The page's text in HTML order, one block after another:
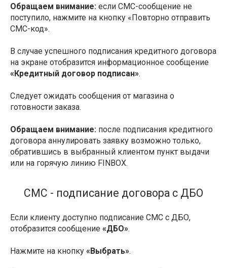
Обращаем внимание: если СМС-сообщение не
поступило, нажмите на кнопку «Повторно отправить
СМС-код».
В случае успешного подписания кредитного договора
на экране отобразится информационное сообщение
«Кредитный договор подписан».
Следует ожидать сообщения от магазина о
готовности заказа.
Обращаем внимание: после подписания кредитного
договора аннулировать заявку возможно только,
обратившись в выбранный клиентом пункт выдачи
или на горячую линию FINBOX.
СМС - подписание договора с ДБО
Если клиенту доступно подписание СМС с ДБО,
отобразится сообщение «ДБО».
Нажмите на кнопку «Выбрать».